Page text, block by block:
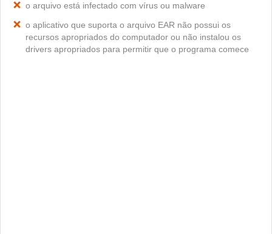
o arquivo está infectado com vírus ou malware
o aplicativo que suporta o arquivo EAR não possui os
recursos apropriados do computador ou não instalou os
drivers apropriados para permitir que o programa comece